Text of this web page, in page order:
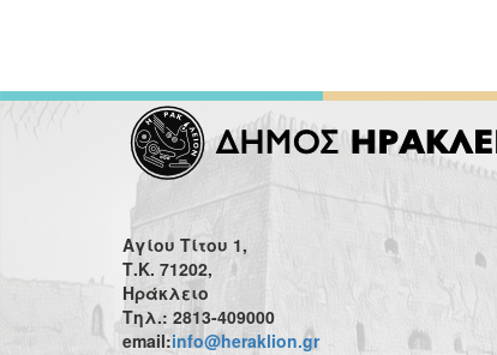
Αγίου Τίτου 1,
Τ.Κ. 71202,
Ηράκλειο
Τηλ.: 2813-409000
email:info@heraklion.gr